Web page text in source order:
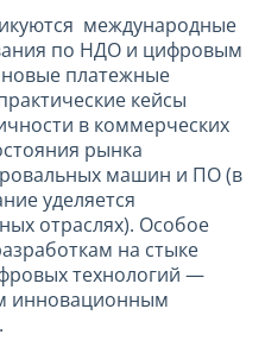
международные
по НДО и цифровым
платежные
кейсы
в коммерческих
рынка
машин и ПО (в
уделяется
отраслях). Особое
на стыке
технологий —
инновационным